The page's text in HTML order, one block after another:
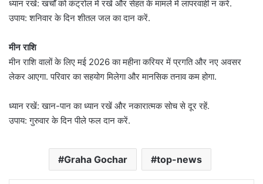
ध्यान रखें: खर्चों को कंट्रोल में रखें और सेहत के मामले में लापरवाही न करें.
उपाय: शनिवार के दिन शीतल जल का दान करें.
मीन राशि
मीन राशि वालों के लिए मई 2026 का महीना करियर में प्रगति और नए अवसर
लेकर आएगा. परिवार का सहयोग मिलेगा और मानसिक तनाव कम होगा.
ध्यान रखें: खान-पान का ध्यान रखें और नकारात्मक सोच से दूर रहें.
उपाय: गुरुवार के दिन पीले फल दान करें.
Graha Gochar top-news